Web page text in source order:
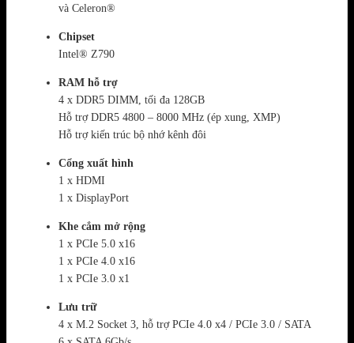
và Celeron®
Chipset
Intel® Z790
RAM hỗ trợ
4 x DDR5 DIMM, tối đa 128GB
Hỗ trợ DDR5 4800 – 8000 MHz (ép xung, XMP)
Hỗ trợ kiến trúc bộ nhớ kênh đôi
Cổng xuất hình
1 x HDMI
1 x DisplayPort
Khe cắm mở rộng
1 x PCIe 5.0 x16
1 x PCIe 4.0 x16
1 x PCIe 3.0 x1
Lưu trữ
4 x M.2 Socket 3, hỗ trợ PCIe 4.0 x4 / PCIe 3.0 / SATA